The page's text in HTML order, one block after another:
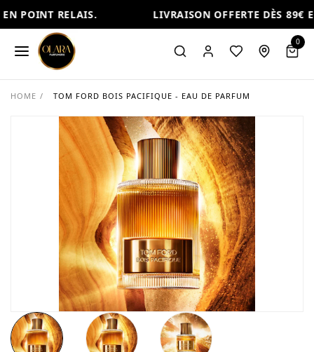
POINT RELAIS. LIVRAISON OFFERTE DÈS 89€
0
HOME / TOM FORD BOIS PACIFIQUE - EAU DE PARFUM